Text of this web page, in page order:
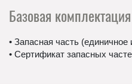
Базовая комплектация
• Запасная часть
• Сертификат запасных